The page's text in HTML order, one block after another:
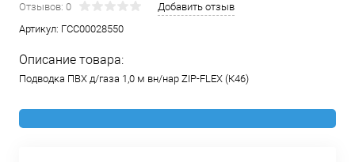
Отзывов: 0
Добавить отзыв
Артикул: ГСС00028550
Описание товара:
Подводка ПВХ д/газа 1,0 м вн/нар ZIP-FLEX (К46)